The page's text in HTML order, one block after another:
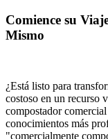
Comience su
Mismo
¿Está listo para
costoso en un recurso
compostador
conocimientos más
"comercialmente